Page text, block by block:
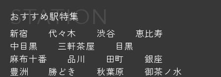
STATION
おすすめ駅特集
新宿 代々木 渋谷
恵比寿
中目黒
三軒茶屋
目黒
麻布十番
品川 田町
銀座
豊洲
勝どき 秋葉原
御茶ノ水